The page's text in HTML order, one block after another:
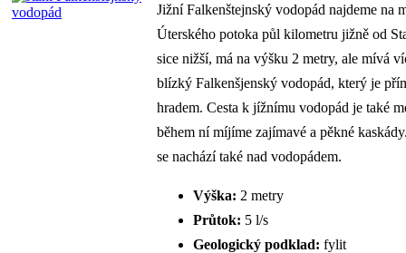
Jižní Falkenštejnský vodopád najdeme na
Úterského potoka půl kilometru jižně od
sice nižší, má na výšku 2 metry, ale mívá
blízký Falkenšjenský vodopád, který je
hradem. Cesta k jížnímu vodopád je také
během ní míjíme zajímavé a pěkné
se nachází také nad vodopádem.
Výška: 2 metry
Průtok: 5 l/s
Geologický podklad: fylit